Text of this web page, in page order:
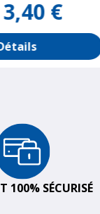
€
100% SÉCURISÉ